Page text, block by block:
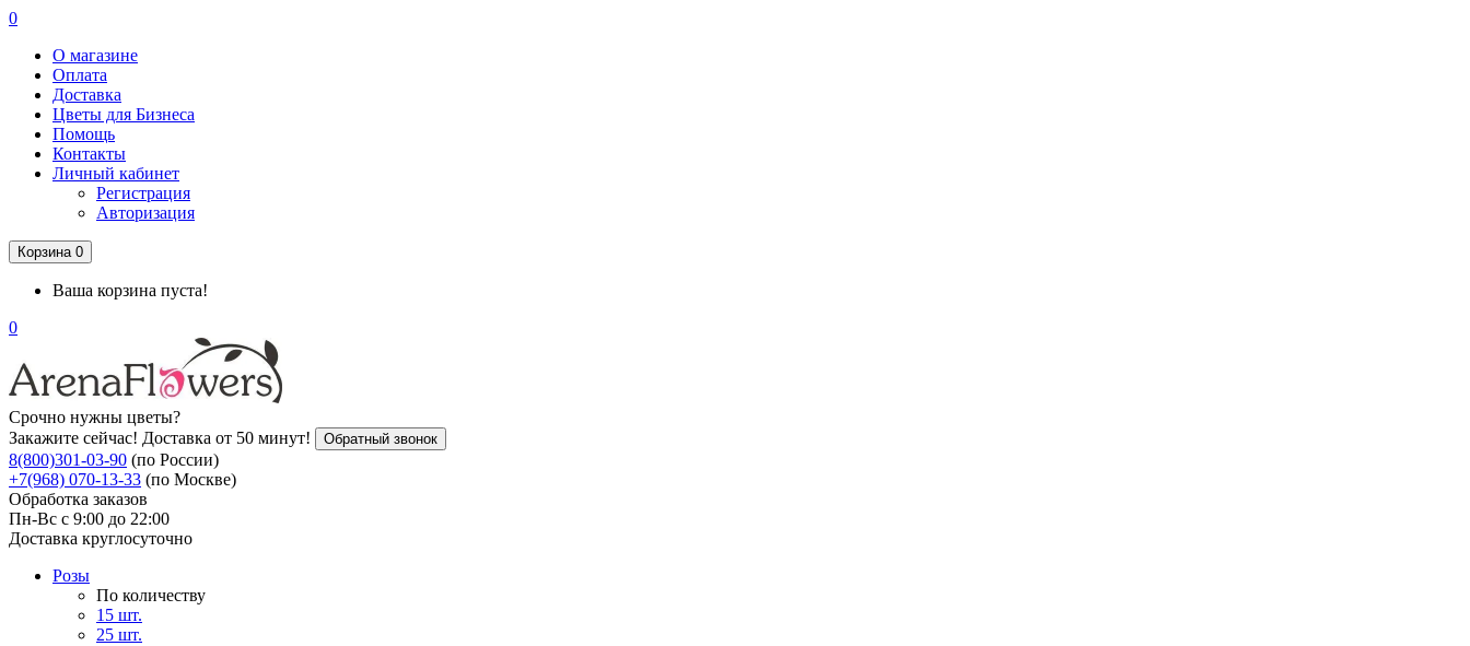
0
О магазине
Оплата
Доставка
Цветы для Бизнеса
Помощь
Контакты
Личный кабинет
Регистрация
Авторизация
Корзина 0
Ваша корзина пуста!
0
Срочно нужны цветы?
Закажите сейчас! Доставка от 50 минут!
Обратный звонок
8(800)301-03-90 (по России)
+7(968) 070-13-33 (по Москве)
Обработка заказов
Пн-Вс с 9:00 до 22:00
Доставка круглосуточно
Розы
По количеству
15 шт.
25 шт.